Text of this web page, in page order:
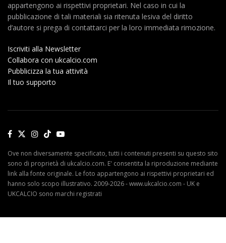
appartengono ai rispettivi proprietari. Nel caso in cui la
pubblicazione di tali materiali sia ritenuta lesiva del diritto
d’autore si prega di contattarci per la loro immediata rimozione.
Iscriviti alla Newsletter
Collabora con ukcalcio.com
Pubblicizza la tua attività
Il tuo supporto
Ove non diversamente specificato, tutti i contenuti presenti su questo sito
sono di proprietà di ukcalcio.com. E' consentita la riproduzione mediante
link alla fonte originale. Le foto appartengono ai rispettivi proprietari ed
hanno solo scopo illustrativo. 2009-2026 - www.ukcalcio.com - UK e
UKCALCIO sono marchi registrati